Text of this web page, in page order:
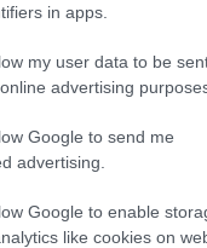
in apps.
my user data to be
advertising
Google to send me
advertising.
Google to enable
like cookies on
VIDEOS